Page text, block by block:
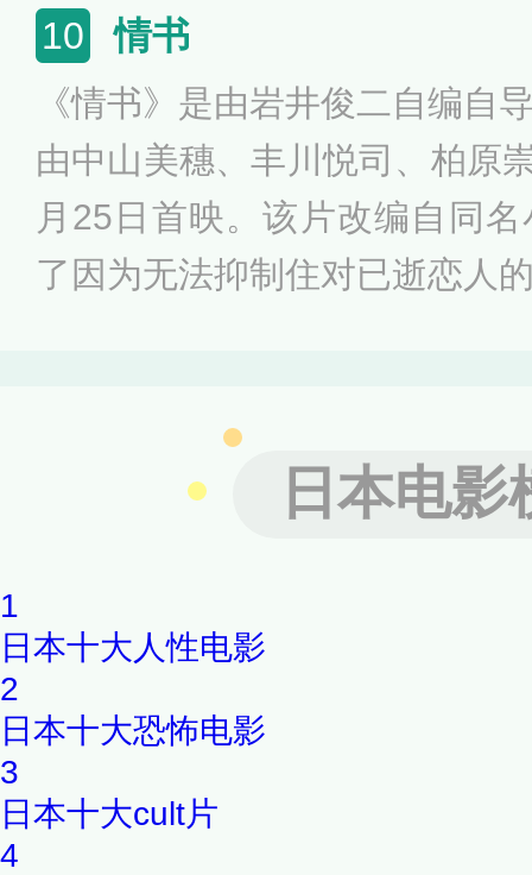
情。影片获得了第三届釜山国
1个小时左右的影片节奏舒缓
烈岩井俊二风格、如散文诗般
10 情书
《情书》是由岩井俊二自编自
由中山美穗、丰川悦司、柏原
月25日首映。该片改编自同
了因为无法抑制住对已逝恋人
想不久渡边博子竟然收到署名
知晓此藤井树是一个同她年纪
书信往来...
日本电影
1
日本十大人性电影
2
日本十大恐怖电影
3
日本十大cult片
4